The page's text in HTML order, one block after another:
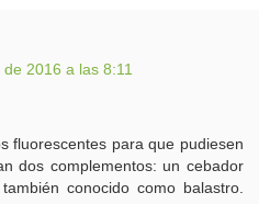
2016 a las 8:11
fluorescentes para que pudiesen
dos complementos: un cebador
conocido como balastro.